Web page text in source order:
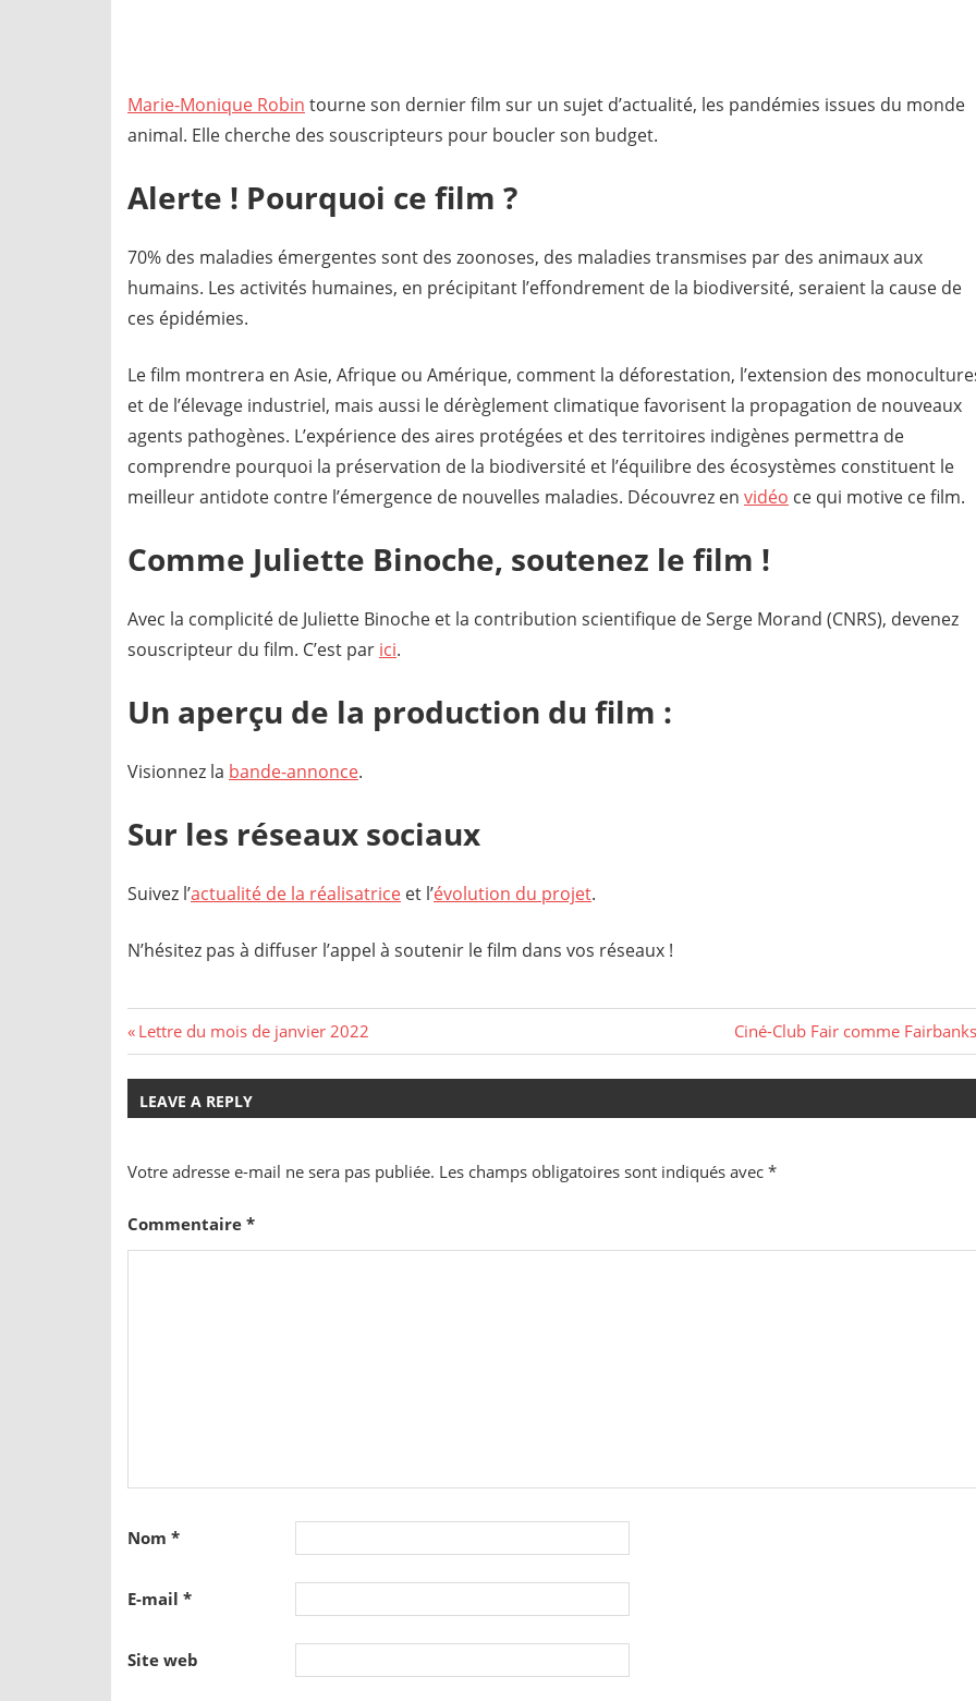
Marie-Monique Robin tourne son dernier film sur un sujet d’actualité, les pandémies issues du monde
animal. Elle cherche des souscripteurs pour boucler son budget.
Alerte ! Pourquoi ce film ?
70% des maladies émergentes sont des zoonoses, des maladies transmises par des animaux aux
humains. Les activités humaines, en précipitant l’effondrement de la biodiversité, seraient la cause de
ces épidémies.
Le film montrera en Asie, Afrique ou Amérique, comment la déforestation, l’extension des
et de l’élevage industriel, mais aussi le dérèglement climatique favorisent la propagation de nouveaux
agents pathogènes. L’expérience des aires protégées et des territoires indigènes permettra de
comprendre pourquoi la préservation de la biodiversité et l’équilibre des écosystèmes constituent le
meilleur antidote contre l’émergence de nouvelles maladies. Découvrez en vidéo ce qui motive ce film.
Comme Juliette Binoche, soutenez le film !
Avec la complicité de Juliette Binoche et la contribution scientifique de Serge Morand (CNRS), devenez
souscripteur du film. C’est par ici.
Un aperçu de la production du film :
Visionnez la bande-annonce.
Sur les réseaux sociaux
Suivez l’actualité de la réalisatrice et l’évolution du projet.
N’hésitez pas à diffuser l’appel à soutenir le film dans vos réseaux !
Navigation
de
l’article
Previous
Post:
Lettre du mois de janvier 2022
Next
Post:
Ciné-Club Fair comme Fairbanks
LEAVE A REPLY
Votre adresse e-mail ne sera pas publiée. Les champs obligatoires sont indiqués avec *
Commentaire *
Nom *
E-mail *
Site web